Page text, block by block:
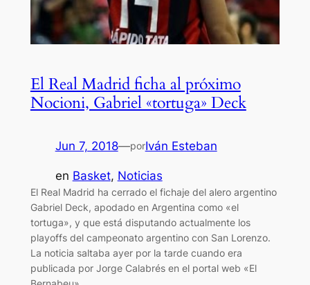
El Real Madrid ficha al próximo
Nocioni, Gabriel «tortuga» Deck
Jun 7, 2018—porIván Esteban
en Basket, Noticias
El Real Madrid ha cerrado el fichaje del alero argentino
Gabriel Deck, apodado en Argentina como «el
tortuga», y que está disputando actualmente los
playoffs del campeonato argentino con San Lorenzo.
La noticia saltaba ayer por la tarde cuando era
publicada por Jorge Calabrés en el portal web «El